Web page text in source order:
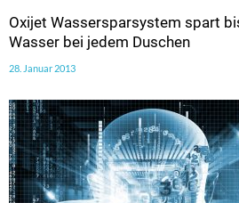
Oxijet Wassersparsystem spart
Wasser bei jedem Duschen
28. Januar 2013